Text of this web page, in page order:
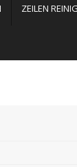
ZEILEN